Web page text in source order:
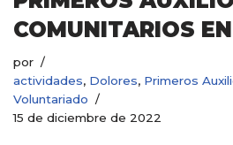
COMUNITARIOS
por
actividades, Dolores, Primeros
Voluntariado
15 de diciembre de 2022